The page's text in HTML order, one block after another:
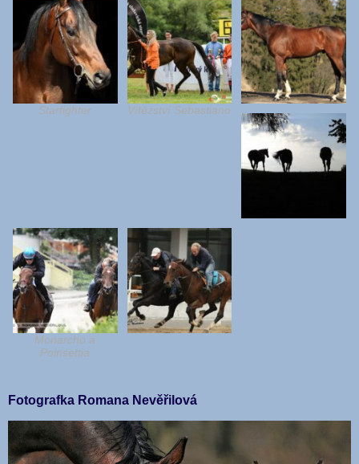
Starfighter Vítězství Sebastiano
Monarcho a
Poinsettia
Fotografka Romana Nevěřilová